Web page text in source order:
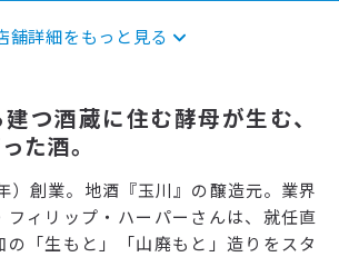
舗詳細をもっと見る
つ酒蔵に住む酵母が生む、
た酒。
）創業。地酒『玉川』の醸造元。業界
フィリップ・ハーパーさんは、就任直
の「生もと」「山廃もと」造りをスタ